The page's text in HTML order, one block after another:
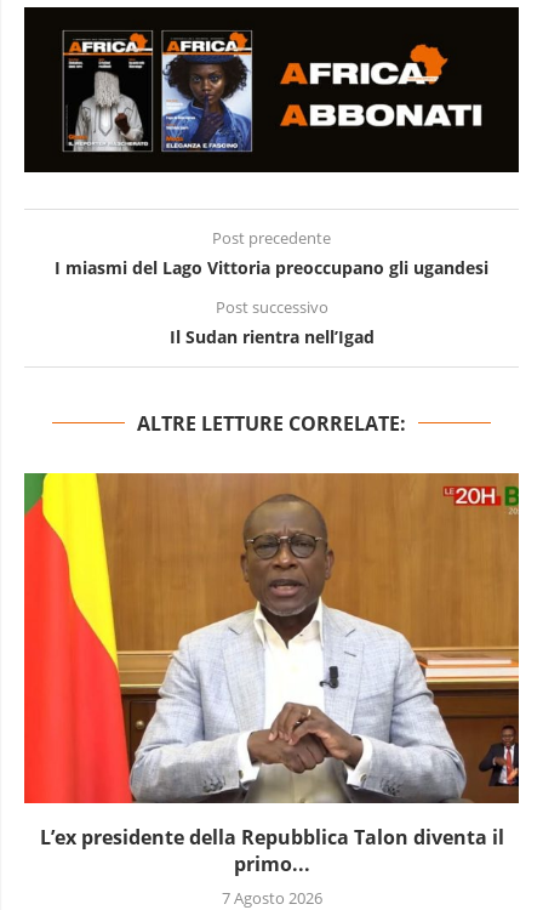
Post precedente
I miasmi del Lago Vittoria preoccupano gli ugandesi
Post successivo
Il Sudan rientra nell’Igad
ALTRE LETTURE CORRELATE:
L’ex presidente della Repubblica Talon diventa il
primo...
7 Agosto 2026